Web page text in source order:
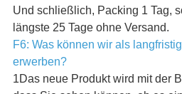
Und schließlich, Packing 1 Tag,
längste 25 Tage ohne Versand.
F6: Was können wir als
erwerben?
1Das neue Produkt wird mit der